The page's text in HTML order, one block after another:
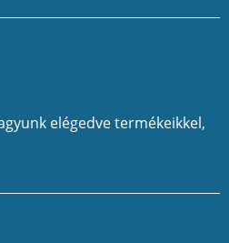
elégedve termékeikkel,